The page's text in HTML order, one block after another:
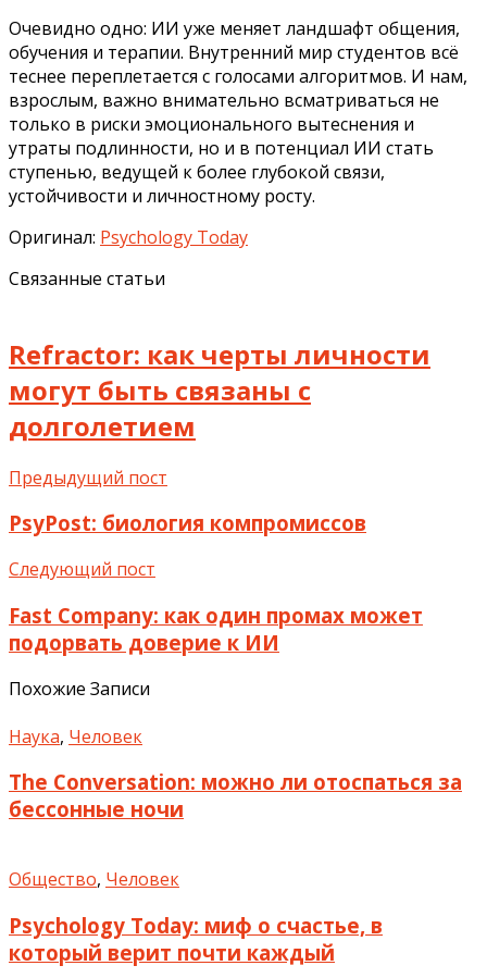
Очевидно одно: ИИ уже меняет ландшафт общения,
обучения и терапии. Внутренний мир студентов всё
теснее переплетается с голосами алгоритмов. И нам,
взрослым, важно внимательно всматриваться не
только в риски эмоционального вытеснения и
утраты подлинности, но и в потенциал ИИ стать
ступенью, ведущей к более глубокой связи,
устойчивости и личностному росту.
Оригинал: Psychology Today
Связанные статьи
Refractor: как черты личности
могут быть связаны с
долголетием
Предыдущий пост
PsyPost: биология компромиссов
Следующий пост
Fast Company: как один промах может
подорвать доверие к ИИ
Похожие Записи
Наука, Человек
The Conversation: можно ли отоспаться за
бессонные ночи
Общество, Человек
Psychology Today: миф о счастье, в
который верит почти каждый